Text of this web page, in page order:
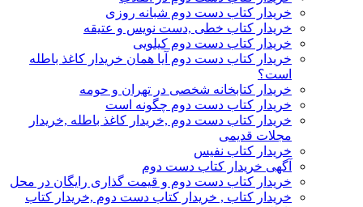
خریدار کتاب دست دوم شبانه روزی
خریدار کتاب خطی ,دست نویس و عتیقه
خریدار کتاب دست دوم کیلویی
خریدار کتاب دست دوم آیا همان خریدار کاغذ باطله
است؟
خریدار کتابخانه شخصی در تهران و حومه
خریدار کتاب دست دوم چگونه است
خریدار کتاب دست دوم ,خریدار کاغذ باطله ,خریدار
مجلات قدیمی
خریدار کتاب نفیس
آگهی خریدار کتاب دست دوم
خریدار کتاب دست دوم و قیمت گذاری رایگان در محل
خریدار کتاب , خریدار کتاب دست دوم ,خریدار کتاب